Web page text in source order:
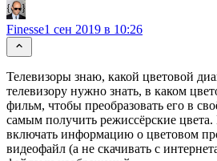
Finesse1 сен 2019 в 10:26
Телевизоры знаю, какой цветовой
телевизору нужно знать, в каком
фильм, чтобы преобразовать его в
самым получить режиссёрские
включать информацию о цветовом
видеофайл (а не скачивать с